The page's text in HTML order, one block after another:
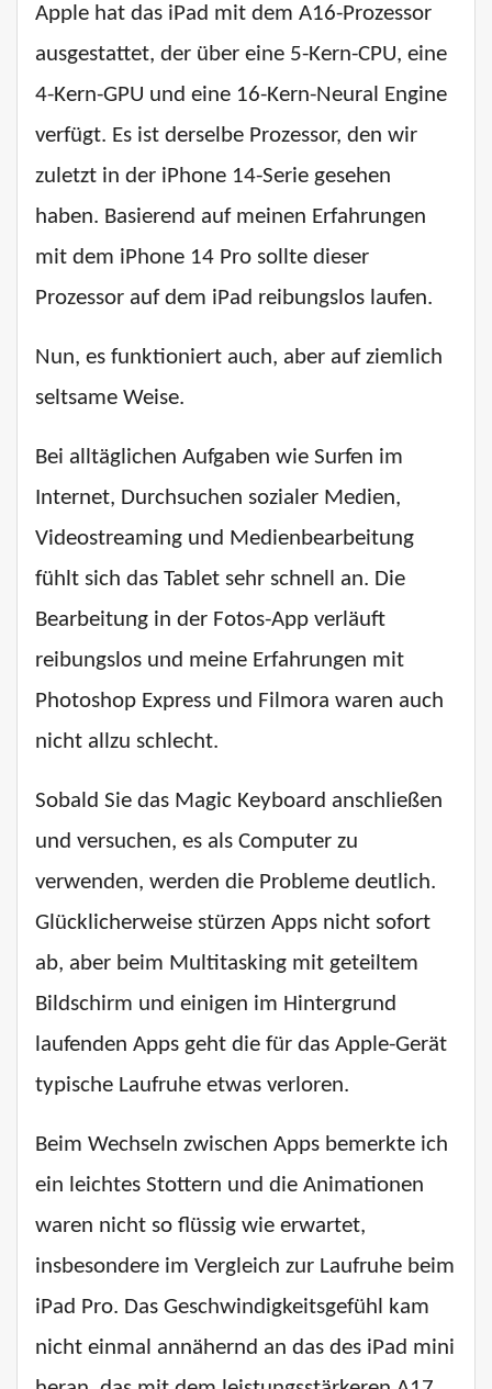
Apple hat das iPad mit dem A16-Prozessor
ausgestattet, der über eine 5-Kern-CPU, eine
4-Kern-GPU und eine 16-Kern-Neural Engine
verfügt. Es ist derselbe Prozessor, den wir
zuletzt in der iPhone 14-Serie gesehen
haben. Basierend auf meinen Erfahrungen
mit dem iPhone 14 Pro sollte dieser
Prozessor auf dem iPad reibungslos laufen.
Nun, es funktioniert auch, aber auf ziemlich
seltsame Weise.
Bei alltäglichen Aufgaben wie Surfen im
Internet, Durchsuchen sozialer Medien,
Videostreaming und Medienbearbeitung
fühlt sich das Tablet sehr schnell an. Die
Bearbeitung in der Fotos-App verläuft
reibungslos und meine Erfahrungen mit
Photoshop Express und Filmora waren auch
nicht allzu schlecht.
Sobald Sie das Magic Keyboard anschließen
und versuchen, es als Computer zu
verwenden, werden die Probleme deutlich.
Glücklicherweise stürzen Apps nicht sofort
ab, aber beim Multitasking mit geteiltem
Bildschirm und einigen im Hintergrund
laufenden Apps geht die für das Apple-Gerät
typische Laufruhe etwas verloren.
Beim Wechseln zwischen Apps bemerkte ich
ein leichtes Stottern und die Animationen
waren nicht so flüssig wie erwartet,
insbesondere im Vergleich zur Laufruhe beim
iPad Pro. Das Geschwindigkeitsgefühl kam
nicht einmal annähernd an das des iPad mini